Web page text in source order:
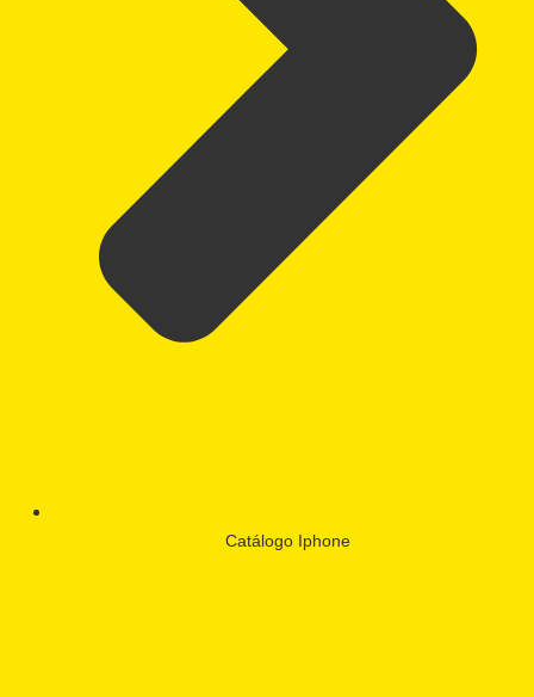
Catálogo Iphone